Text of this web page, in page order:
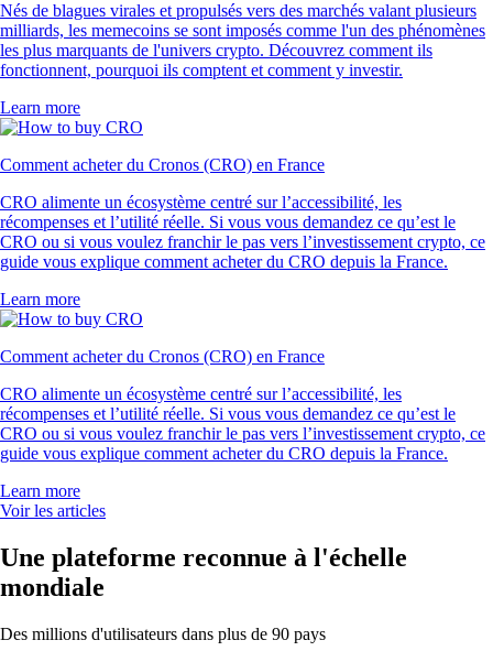
Nés de blagues virales et propulsés vers des marchés valant plusieurs
milliards, les memecoins se sont imposés comme l'un des phénomènes
les plus marquants de l'univers crypto. Découvrez comment ils
fonctionnent, pourquoi ils comptent et comment y investir.
Learn more
Comment acheter du Cronos (CRO) en France
CRO alimente un écosystème centré sur l’accessibilité, les
récompenses et l’utilité réelle. Si vous vous demandez ce qu’est le
CRO ou si vous voulez franchir le pas vers l’investissement crypto, ce
guide vous explique comment acheter du CRO depuis la France.
Learn more
Comment acheter du Cronos (CRO) en France
CRO alimente un écosystème centré sur l’accessibilité, les
récompenses et l’utilité réelle. Si vous vous demandez ce qu’est le
CRO ou si vous voulez franchir le pas vers l’investissement crypto, ce
guide vous explique comment acheter du CRO depuis la France.
Learn more
Voir les articles
Une plateforme reconnue à l'échelle
mondiale
Des millions d'utilisateurs dans plus de 90 pays